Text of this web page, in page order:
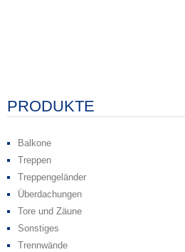
PRODUKTE
Balkone
Treppen
Treppengeländer
Überdachungen
Tore und Zäune
Sonstiges
Trennwände